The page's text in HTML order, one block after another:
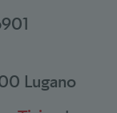
Lugano